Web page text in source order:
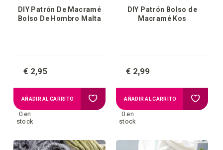
DIY Patrón De Macramé
Bolso De Hombro Malta
€ 2,95
0 en
stock
AÑADIR AL CARRITO Añadir
la
DIY Patrón Bolso de
Macramé Kos
€ 2,99
0 en
stock
AÑADIR AL CARRITO Añadir
la